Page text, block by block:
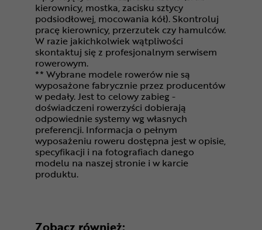
kierownicy, mostka, zacisku sztycy
podsiodłowej, mocowania kół). Skontroluj
pracę kierownicy, przerzutek czy hamulców.
W razie jakichkolwiek wątpliwości
skontaktuj się z profesjonalnym serwisem
rowerowym.
** Wybrane modele rowerów nie są
wyposażone fabrycznie przez producentów
w pedały. Jest to celowy zabieg -
doświadczeni rowerzyści dobierają
odpowiednie systemy wg własnych
preferencji. Informacja o pełnym
wyposażeniu roweru dostępna jest w opisie,
specyfikacji i na fotografiach danego
modelu na naszej stronie i w karcie
produktu.
Zobacz również: